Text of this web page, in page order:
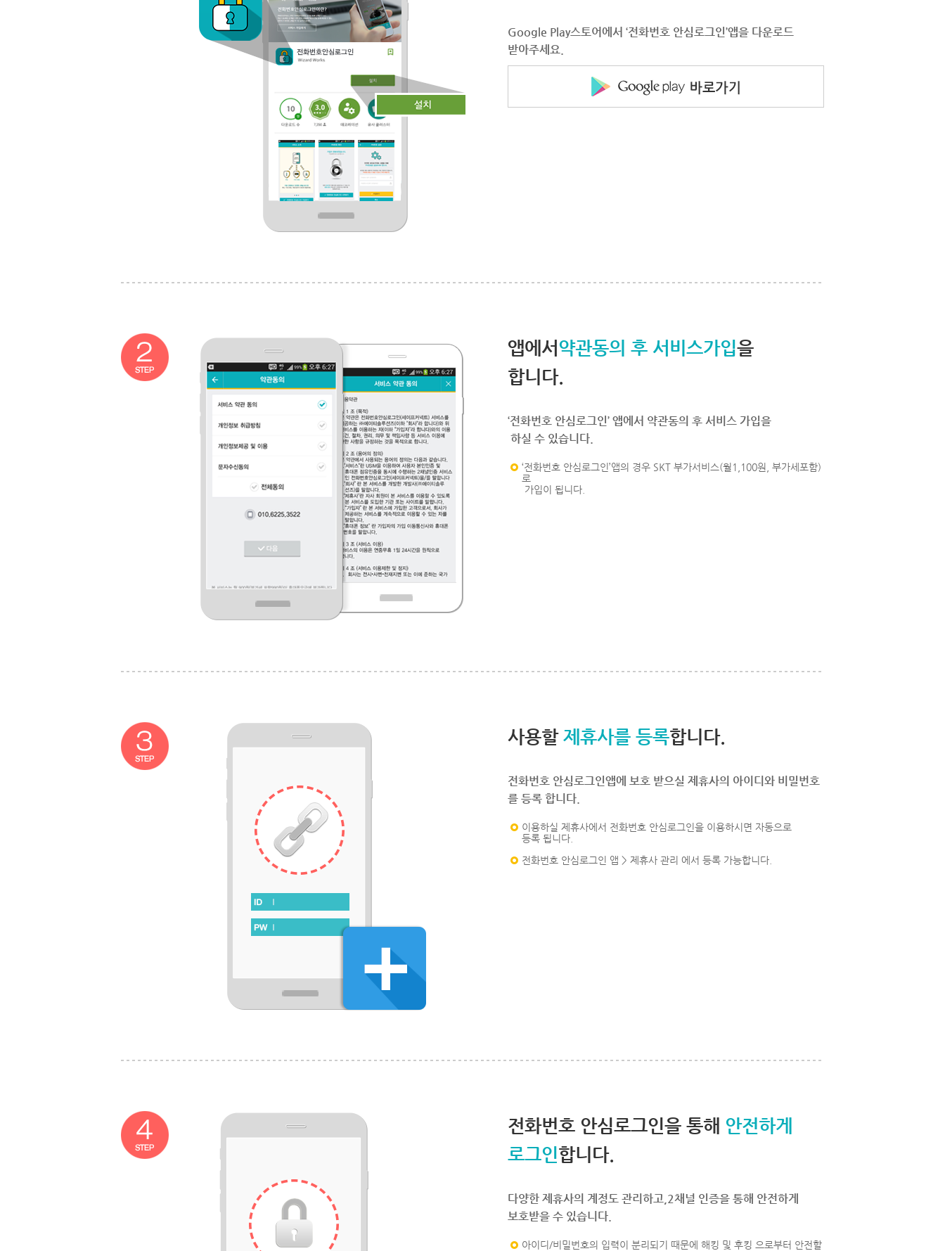
Google Play스토어에서 ‘전화번호 안심로그인’앱을 다운로드
받아주세요.
앱에서 약관동의 후 서비스가입을
합니다.
‘전화번호 안심로그인’ 앱에서 약관동의 후 서비스 가입을
하실 수 있습니다.
‘전화번호 안심로그인’앱의 경우 SKT 부가서비스(월1,100원, 부가세포함)
로
가입이 됩니다.
사용할 제휴사를 등록합니다.
전화번호 안심로그인앱에 보호 받으실 제휴사의 아이디와 비밀번호
를 등록 합니다.
이용하실 제휴사에서 전화번호 안심로그인을 이용하시면 자동으로
등록 됩니다.
전화번호 안심로그인 앱 > 제휴사 관리 에서 등록 가능합니다.
전화번호 안심로그인을 통해 안전하게
로그인합니다.
다양한 제휴사의 계정도 관리하고,2채널 인증을 통해 안전하게
보호받을 수 있습니다.
아이디/비밀번호의 입력이 분리되기 때문에 해킹 및 후킹 으로부터 안전할